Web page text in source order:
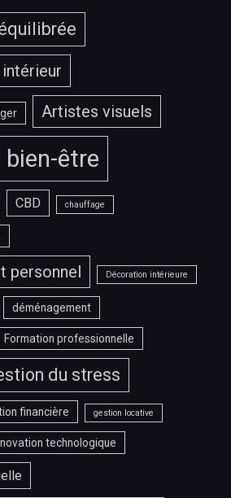
Artistes visuels
bien-être
CBD chauffage
personnel Décoration intérieure
déménagement
Formation professionnelle
du stress
financière gestion locative
technologique